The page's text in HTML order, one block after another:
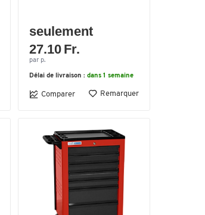
seulement
27.10 Fr.
par p.
Délai de livraison : dans 1 semaine
Comparer Remarquer